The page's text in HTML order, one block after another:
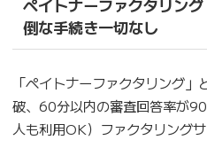
ペイトナーファクタリン
倒な手続き一切なし
「ペイトナーファクタリング
破、60分以内の審査回答率が
人も利用OK）ファクタリングサ